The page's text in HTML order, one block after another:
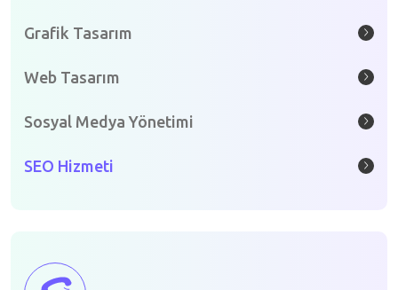
Grafik Tasarım
Web Tasarım
Sosyal Medya Yönetimi
SEO Hizmeti